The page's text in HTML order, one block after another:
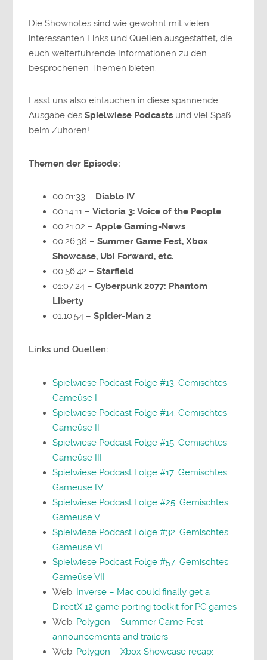
Die Shownotes sind wie gewohnt mit vielen
interessanten Links und Quellen ausgestattet, die
euch weiterführende Informationen zu den
besprochenen Themen bieten.
Lasst uns also eintauchen in diese spannende
Ausgabe desSpielwiese Podcasts und viel Spaß
beim Zuhören!
Themen der Episode:
00:01:33 – Diablo IV
00:14:11 –Victoria 3: Voice of the People
00:21:02 –Apple Gaming-News
00:26:38 –Summer Game Fest, Xbox
Showcase, Ubi Forward, etc.
00:56:42 –Starfield
01:07:24 –Cyberpunk 2077: Phantom
Liberty
01:10:54 –Spider-Man 2
Links und Quellen:
Spielwiese Podcast Folge #13: Gemischtes
Gameüse I
Spielwiese Podcast Folge #14: Gemischtes
Gameüse II
Spielwiese Podcast Folge #15: Gemischtes
Gameüse III
Spielwiese Podcast Folge #17: Gemischtes
Gameüse IV
Spielwiese Podcast Folge #25: Gemischtes
Gameüse V
Spielwiese Podcast Folge #32: Gemischtes
Gameüse VI
Spielwiese Podcast Folge #57: Gemischtes
Gameüse VII
Web: Inverse – Mac could finally get a
DirectX 12 game porting toolkit for PC games
Web: Polygon – Summer Game Fest
announcements and trailers
Web: Polygon – Xbox Showcase recap: